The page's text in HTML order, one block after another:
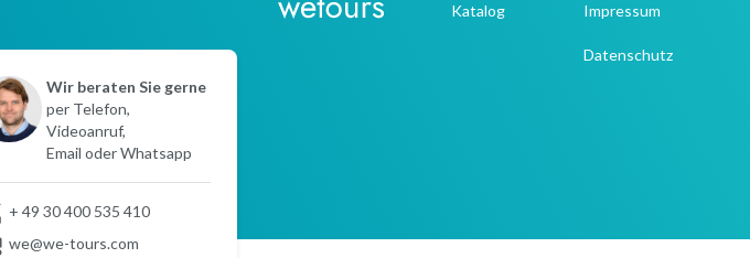
Katalog Impressum
Datenschutz
Sofortkontakt
Wir beraten Sie gerne
per Telefon,
Videoanruf,
Email oder Whatsapp
+ 49 30 400 535 410
we@we-tours.com